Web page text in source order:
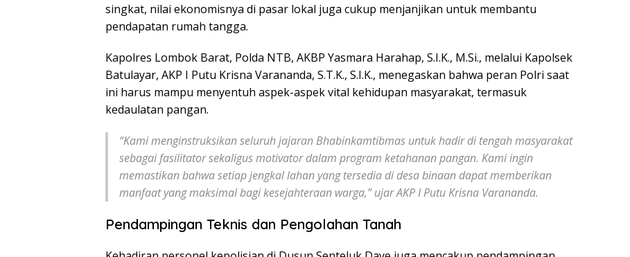
singkat, nilai ekonomisnya di pasar lokal juga cukup menjanjikan untuk membantu
pendapatan rumah tangga.
Kapolres Lombok Barat, Polda NTB, AKBP Yasmara Harahap, S.I.K., M.Si., melalui Kapolsek
Batulayar, AKP I Putu Krisna Varananda, S.T.K., S.I.K., menegaskan bahwa peran Polri saat
ini harus mampu menyentuh aspek-aspek vital kehidupan masyarakat, termasuk
kedaulatan pangan.
“Kami menginstruksikan seluruh jajaran Bhabinkamtibmas untuk hadir di tengah masyarakat
sebagai fasilitator sekaligus motivator dalam program ketahanan pangan. Kami ingin
memastikan bahwa setiap jengkal lahan yang tersedia di desa binaan dapat memberikan
manfaat yang maksimal bagi kesejahteraan warga,” ujar AKP I Putu Krisna Varananda.
Pendampingan Teknis dan Pengolahan Tanah